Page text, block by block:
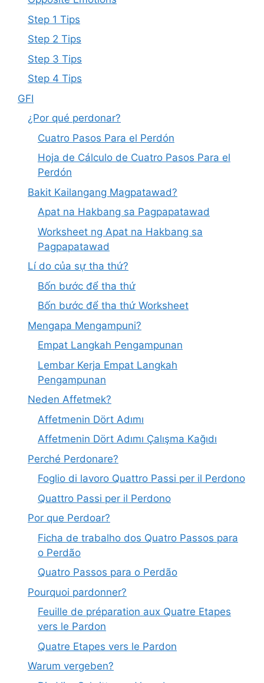
Step 1 Tips
Step 2 Tips
Step 3 Tips
Step 4 Tips
GFI
¿Por qué perdonar?
Cuatro Pasos Para el Perdón
Hoja de Cálculo de Cuatro Pasos Para el
Perdón
Bakit Kailangang Magpatawad?
Apat na Hakbang sa Pagpapatawad
Worksheet ng Apat na Hakbang sa
Pagpapatawad
Lí do của sự tha thứ?
Bốn bước để tha thứ
Bốn bước để tha thứ Worksheet
Mengapa Mengampuni?
Empat Langkah Pengampunan
Lembar Kerja Empat Langkah
Pengampunan
Neden Affetmek?
Affetmenin Dört Adımı
Affetmenin Dört Adımı Çalışma Kağıdı
Perché Perdonare?
Foglio di lavoro Quattro Passi per il Perdono
Quattro Passi per il Perdono
Por que Perdoar?
Ficha de trabalho dos Quatro Passos para
o Perdão
Quatro Passos para o Perdão
Pourquoi pardonner?
Feuille de préparation aux Quatre Etapes
vers le Pardon
Quatre Etapes vers le Pardon
Warum vergeben?